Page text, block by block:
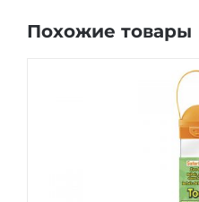
Похожие товары